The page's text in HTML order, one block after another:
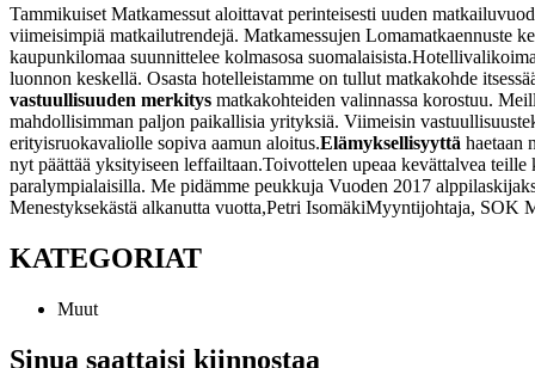
Tammikuiset Matkamessut aloittavat perinteisesti uuden
viimeisimpiä matkailutrendejä. Matkamessujen Lomamatkaennuste
kaupunkilomaa suunnittelee kolmasosa suomalaisista.
luonnon keskellä. Osasta hotelleistamme on tullut matkakohde
vastuullisuuden merkitys matkakohteiden valinnassa korostuu.
mahdollisimman paljon paikallisia yrityksiä. Viimeisin
erityisruokavaliolle sopiva aamun aloitus.Elämyksellisyyttä haetaan
nyt päättää yksityiseen leffailtaan.Toivottelen upeaa kevättalvea
paralympialaisilla. Me pidämme peukkuja Vuoden 2017
Menestyksekästä alkanutta vuotta,Petri IsomäkiMyyntijohtaja, SOK
KATEGORIAT
Muut
Sinua saattaisi kiinnostaa